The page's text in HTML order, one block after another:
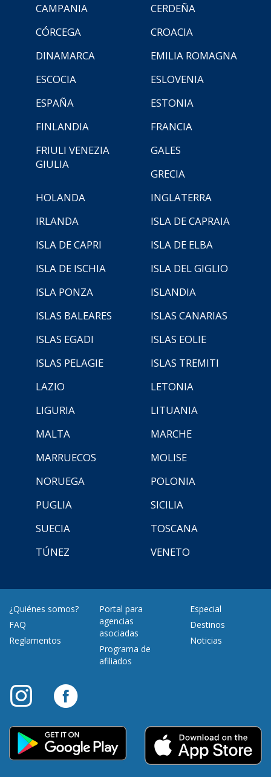
CAMPANIA
CERDEÑA
CÓRCEGA
CROACIA
DINAMARCA
EMILIA ROMAGNA
ESCOCIA
ESLOVENIA
ESPAÑA
ESTONIA
FINLANDIA
FRANCIA
FRIULI VENEZIA
GIULIA
GALES
GRECIA
HOLANDA
INGLATERRA
IRLANDA
ISLA DE CAPRAIA
ISLA DE CAPRI
ISLA DE ELBA
ISLA DE ISCHIA
ISLA DEL GIGLIO
ISLA PONZA
ISLANDIA
ISLAS BALEARES
ISLAS CANARIAS
ISLAS EGADI
ISLAS EOLIE
ISLAS PELAGIE
ISLAS TREMITI
LAZIO
LETONIA
LIGURIA
LITUANIA
MALTA
MARCHE
MARRUECOS
MOLISE
NORUEGA
POLONIA
PUGLIA
SICILIA
SUECIA
TOSCANA
TÚNEZ
VENETO
¿Quiénes somos?
FAQ
Reglamentos
Portal para
agencias
asociadas
Programa de
afiliados
Especial
Destinos
Noticias